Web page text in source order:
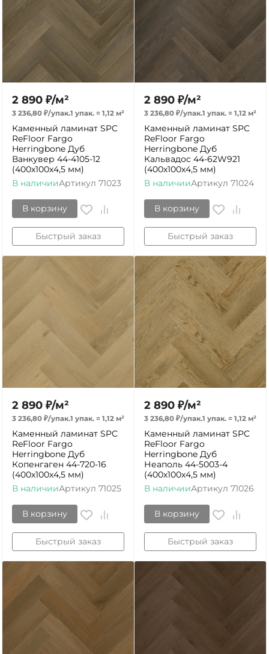
2 890 ₽/м²
3 236,80 ₽/упак.1 упак. = 1,12 м²
Каменный ламинат SPC
ReFloor Fargo
Herringbone Дуб
Ванкувер 44-4105-12
(400х100х4,5 мм)
В наличииАртикул 71023
В корзину
Быстрый заказ
2 890 ₽/м²
3 236,80 ₽/упак.1 упак. = 1,12 м²
Каменный ламинат SPC
ReFloor Fargo
Herringbone Дуб
Кальвадос 44-62W921
(400х100х4,5 мм)
В наличииАртикул 71024
В корзину
Быстрый заказ
2 890 ₽/м²
3 236,80 ₽/упак.1 упак. = 1,12 м²
Каменный ламинат SPC
ReFloor Fargo
Herringbone Дуб
Копенгаген 44-720-16
(400х100х4,5 мм)
В наличииАртикул 71025
В корзину
Быстрый заказ
2 890 ₽/м²
3 236,80 ₽/упак.1 упак. = 1,12 м²
Каменный ламинат SPC
ReFloor Fargo
Herringbone Дуб
Неаполь 44-5003-4
(400х100х4,5 мм)
В наличииАртикул 71026
В корзину
Быстрый заказ